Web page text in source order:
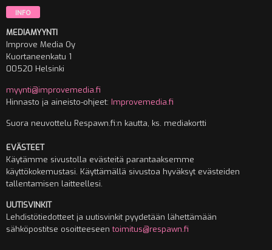
INFO
MEDIAMYYNTI
Improve Media Oy
Kuortaneenkatu 1
00520 Helsinki
myynti@improvemedia.fi
Hinnasto ja aineisto-ohjeet: Improvemedia.fi
Suora neuvottelu Respawn.fi:n kautta, ks. mediakortti
EVÄSTEET
Käytämme sivustolla evästeitä parantaaksemme
käyttökokemustasi. Käyttämällä sivustoa hyväksyt evästeiden
tallentamisen laitteellesi.
UUTISVINKIT
Lehdistötiedotteet ja uutisvinkit pyydetään lähettämään
sähköpostitse osoitteeseentoimitus@respawn.fi